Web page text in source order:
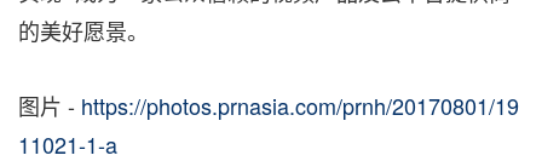
的美好愿景。
图片 - https://photos.prnasia.com/prnh/20170801/19
11021-1-a